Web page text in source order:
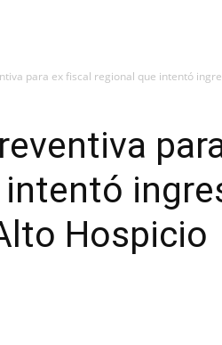
para ex fiscal regional que intentó
Hospicio